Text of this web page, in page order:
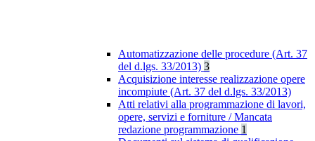
Automatizzazione delle procedure (Art. 37
del d.lgs. 33/2013) 3
Acquisizione interesse realizzazione opere
incompiute (Art. 37 del d.lgs. 33/2013)
Atti relativi alla programmazione di lavori,
opere, servizi e forniture / Mancata
redazione programmazione 1